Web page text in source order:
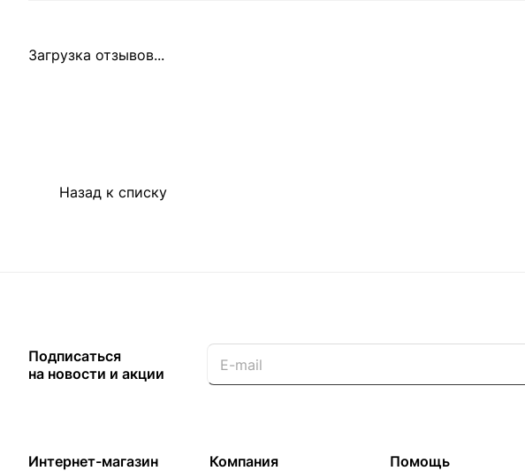
Загрузка отзывов...
Назад к списку
Подписаться
на новости и акции
Интернет-магазин Компания Помощь